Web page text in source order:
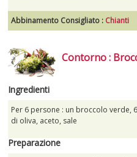
Abbinamento Consigliato : Chianti
Contorno :
Ingredienti
Per 6 persone : un broccolo verde,
di oliva, aceto, sale
Preparazione